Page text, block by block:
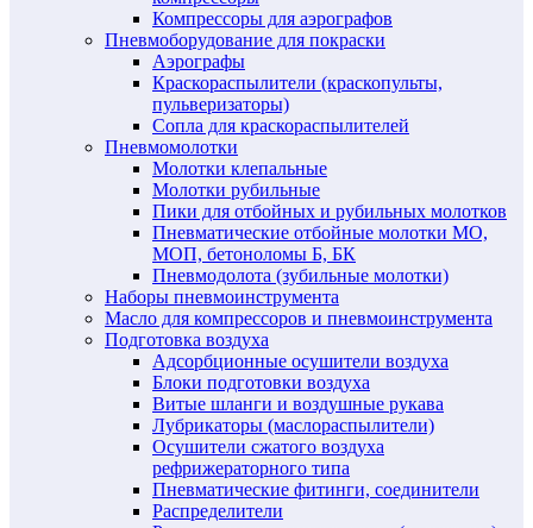
Компрессоры для аэрографов
Пневмоборудование для покраски
Аэрографы
Краскораспылители (краскопульты,
пульверизаторы)
Сопла для краскораспылителей
Пневмомолотки
Молотки клепальные
Молотки рубильные
Пики для отбойных и рубильных молотков
Пневматические отбойные молотки МО,
МОП, бетоноломы Б, БК
Пневмодолота (зубильные молотки)
Наборы пневмоинструмента
Масло для компрессоров и пневмоинструмента
Подготовка воздуха
Адсорбционные осушители воздуха
Блоки подготовки воздуха
Витые шланги и воздушные рукава
Лубрикаторы (маслораспылители)
Осушители сжатого воздуха
рефрижераторного типа
Пневматические фитинги, соединители
Распределители